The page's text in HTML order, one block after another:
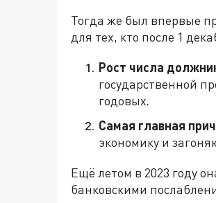
Тогда же был впервые
для тех, кто после 1
Рост числа
государственной
годовых.
Самая главная
экономику и
Ещё летом в 2023 году
банковскими